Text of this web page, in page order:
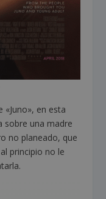
«Juno», en esta
sobre una madre
no planeado, que
principio no le